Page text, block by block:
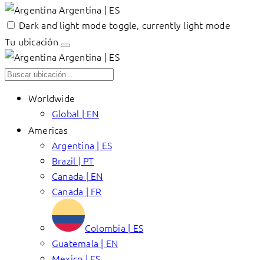
Argentina | ES
Dark and light mode toggle, currently light mode
Tu ubicación
Argentina | ES
Worldwide
Global | EN
Americas
Argentina | ES
Brazil | PT
Canada | EN
Canada | FR
Colombia | ES
Guatemala | EN